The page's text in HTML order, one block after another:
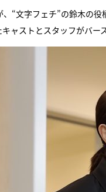
“文字フェチ”の鈴木の
ャストとスタッフがバー